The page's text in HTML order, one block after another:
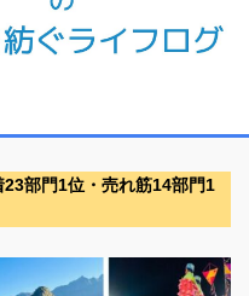
部門1位・売れ筋14部門1